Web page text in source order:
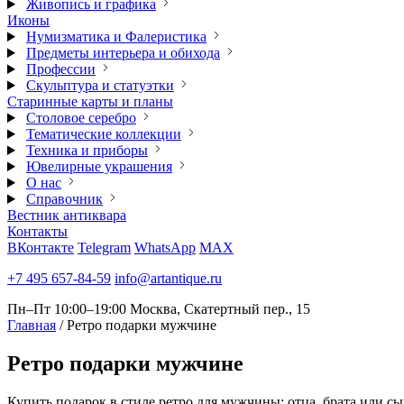
Живопись и графика
Иконы
Нумизматика и Фалеристика
Предметы интерьера и обихода
Профессии
Скульптура и статуэтки
Старинные карты и планы
Столовое серебро
Тематические коллекции
Техника и приборы
Ювелирные украшения
О нас
Справочник
Вестник антиквара
Контакты
ВКонтакте Telegram WhatsApp MAX
+7 495 657-84-59 info@artantique.ru
Пн–Пт 10:00–19:00 Москва, Скатертный пер., 15
Главная / Ретро подарки мужчине
Ретро подарки мужчине